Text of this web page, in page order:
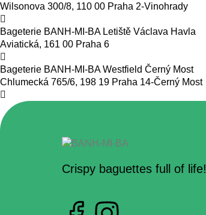
Wilsonova 300/8, 110 00 Praha 2-Vinohrady
Bageterie BANH-MI-BA Letiště Václava Havla
Aviatická, 161 00 Praha 6
Bageterie BANH-MI-BA Westfield Černý Most
Chlumecká 765/6, 198 19 Praha 14-Černý Most
Crispy baguettes full of life!